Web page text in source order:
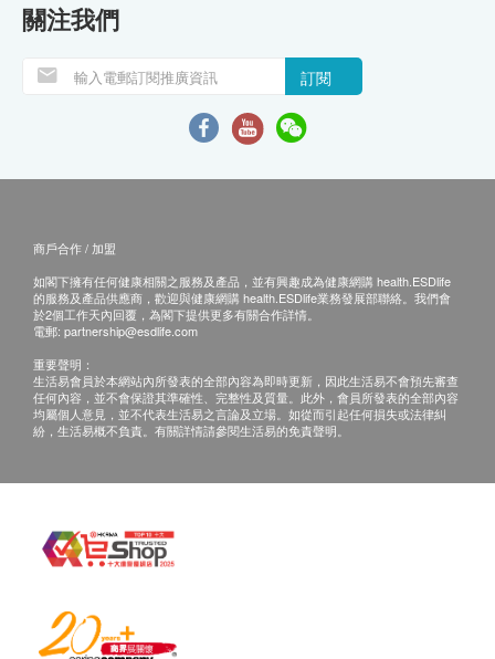
關注我們
訂閱
商戶合作 / 加盟
如閣下擁有任何健康相關之服務及產品，並有興趣成為健康網購 health.ESDlife
的服務及產品供應商，歡迎與健康網購 health.ESDlife業務發展部聯絡。我們會
於2個工作天內回覆，為閣下提供更多有關合作詳情。
電郵: partnership@esdlife.com
重要聲明：
生活易會員於本網站內所發表的全部內容為即時更新，因此生活易不會預先審查
任何內容，並不會保證其準確性、完整性及質量。此外，會員所發表的全部內容
均屬個人意見，並不代表生活易之言論及立場。如從而引起任何損失或法律糾
紛，生活易概不負責。有關詳情請參閱生活易的免責聲明。